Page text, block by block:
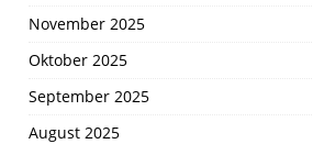
November 2025
Oktober 2025
September 2025
August 2025